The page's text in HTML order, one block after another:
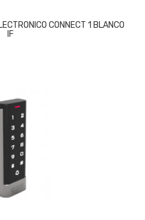
CONNECT 1 BLANCO
IF